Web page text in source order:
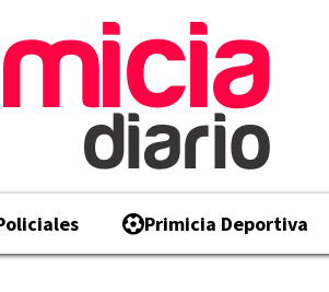
Primicia Deportiva